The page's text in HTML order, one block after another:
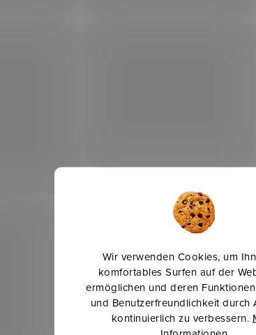
Wir verwenden Cookies, um
komfortables Surfen auf der
ermöglichen und deren
und Benutzerfreundlichkeit durch
kontinuierlich zu verbessern.